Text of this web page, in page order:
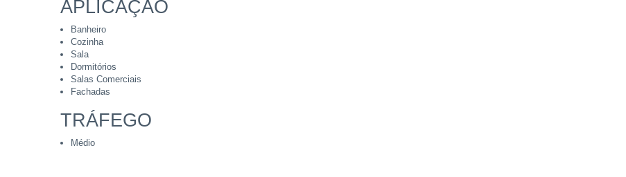
APLICAÇÃO
Banheiro
Cozinha
Sala
Dormitórios
Salas Comerciais
Fachadas
TRÁFEGO
Médio